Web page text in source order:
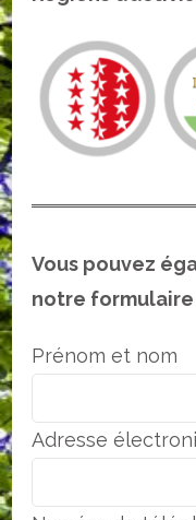
Vous pouvez
notre
Prénom et nom
Adresse